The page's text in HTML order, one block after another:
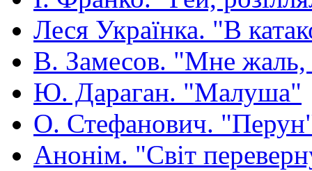
Леся Українка. "В
В. Замесов. "Мне жаль,
Ю. Дараган. "Малуша"
О. Стефанович.
Анонім. "Світ